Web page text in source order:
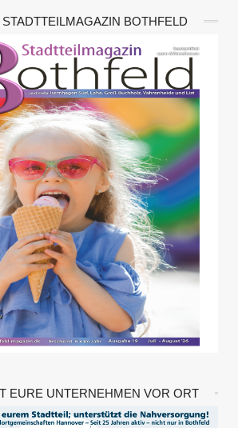
BOTHFELD
EURE UNTERNEHMEN VOR ORT